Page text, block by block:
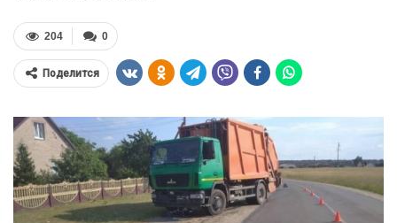
0
204
Поделится